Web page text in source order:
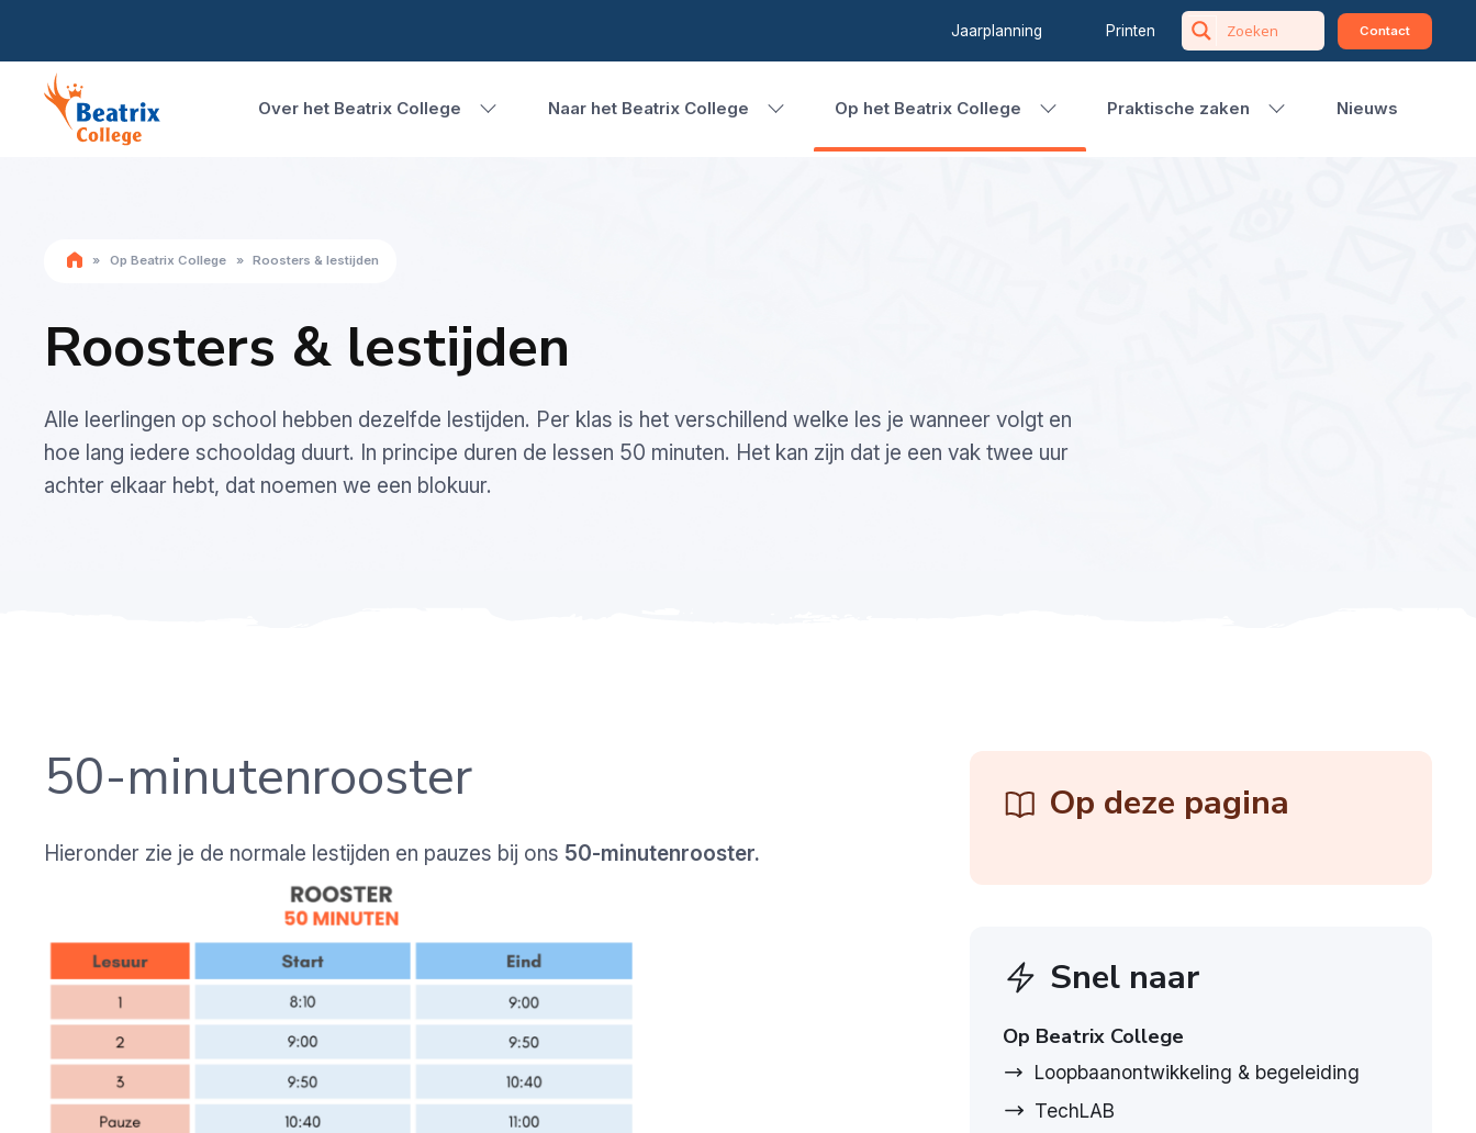
Jaarplanning Printen Contact
Over het Beatrix College Naar het Beatrix College Op het Beatrix College Praktische zaken Nieuws
» Op Beatrix College » Roosters & lestijden
Roosters & lestijden
Alle leerlingen op school hebben dezelfde lestijden. Per klas is het verschillend welke les je wanneer volgt en
hoe lang iedere schooldag duurt. In principe duren de lessen 50 minuten. Het kan zijn dat je een vak twee uur
achter elkaar hebt, dat noemen we een blokuur.
50-minutenrooster
Hieronder zie je de normale lestijden en pauzes bij ons 50-minutenrooster.
Op deze pagina
Snel naar
Op Beatrix College
Loopbaanontwikkeling & begeleiding
TechLAB